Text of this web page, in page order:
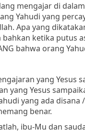
mengajar di
Yahudi yang
Apa yang
ketika putus
bahwa orang
yang
yang Yesus
yang ada
benar.
ibu-Mu dan